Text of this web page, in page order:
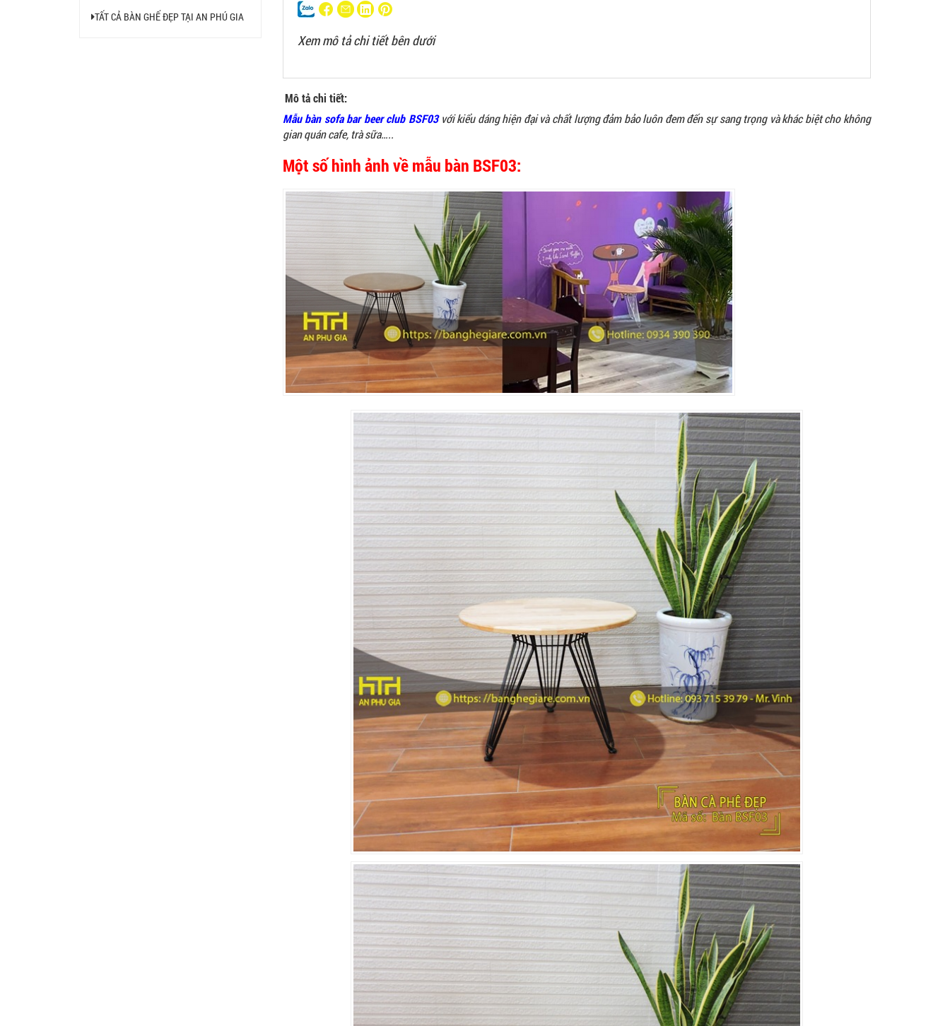
Xem mô tả chi tiết bên dưới
Mô tả chi tiết:
Mẫu bàn sofa bar beer club BSF03với kiểu dáng hiện đại và chất lượng đảm bảo luôn đem đến sự sang trọng và khác biệt cho không
gian quán cafe, trà sữa…..
Một số hình ảnh về mẫu bàn BSF03:
TẤT CẢ BÀN GHẾ ĐẸP TẠI AN PHÚ GIA